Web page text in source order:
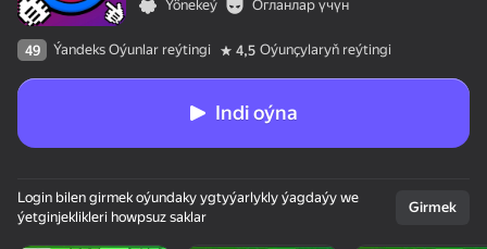
50+ ýokary oýunlar,
olar oýnaýarlar,
Ýönekeý
Огланлар үчүн
49 Ýandeks Oýunlar reýtingi 4,5 Oýunçylaryň reýtingi
Indi oýna
Login bilen girmek oýundaky ygtyýarlykly ýagdaýy we
ýetginjeklikleri howpsuz saklar
Girmek